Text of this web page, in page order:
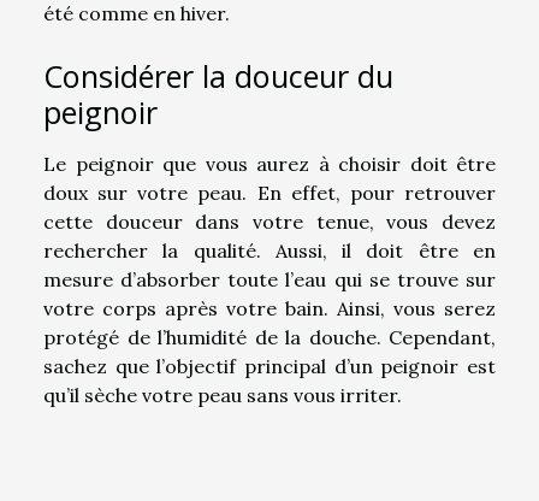
été comme en hiver.
Considérer la douceur du
peignoir
Le peignoir que vous aurez à choisir doit être
doux sur votre peau. En effet, pour retrouver
cette douceur dans votre tenue, vous devez
rechercher la qualité. Aussi, il doit être en
mesure d’absorber toute l’eau qui se trouve sur
votre corps après votre bain. Ainsi, vous serez
protégé de l’humidité de la douche. Cependant,
sachez que l’objectif principal d’un peignoir est
qu’il sèche votre peau sans vous irriter.